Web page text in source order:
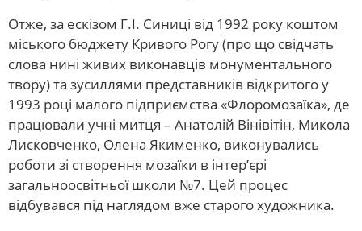
Отже, за ескізом Г.І. Синиці від 1992 року коштом
міського бюджету Кривого Рогу (про що свідчать
слова нині живих виконавців монументального
твору) та зусиллями представників відкритого у
1993 році малого підприємства «Флоромозаїка», де
працювали учні митця – Анатолій Вінівітін, Микола
Лисковченко, Олена Якименко, виконувались
роботи зі створення мозаїки в інтер’єрі
загальноосвітньої школи №7. Цей процес
відбувався під наглядом вже старого художника.